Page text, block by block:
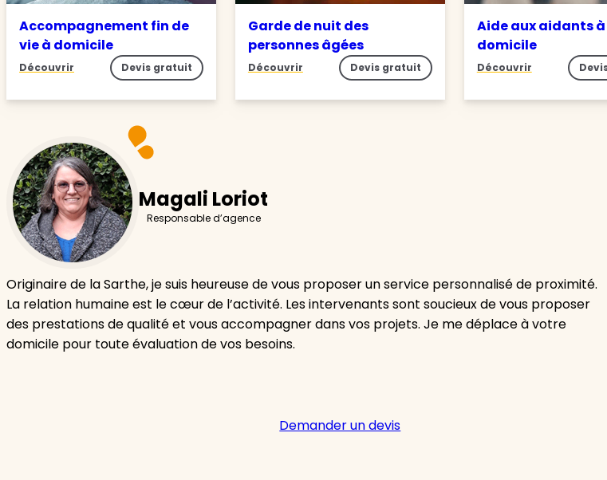
Accompagnement fin de
vie à domicile
Découvrir Devis gratuit
Garde de nuit des
personnes âgées
Découvrir Devis gratuit
Aide aux aidants à
domicile
Découvrir
Magali Loriot
Responsable d’agence
Originaire de la Sarthe, je suis heureuse de vous proposer un service personnalisé de proximité.
La relation humaine est le cœur de l’activité. Les intervenants sont soucieux de vous proposer
des prestations de qualité et vous accompagner dans vos projets. Je me déplace à votre
domicile pour toute évaluation de vos besoins.
Demander un devis